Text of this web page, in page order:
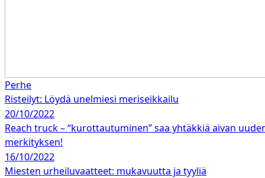
Perhe
Risteilyt: Löydä unelmiesi meriseikkailu
20/10/2022
Reach truck – “kurottautuminen” saa yhtäkkiä aivan
merkityksen!
16/10/2022
Miesten urheiluvaatteet: mukavuutta ja tyyliä